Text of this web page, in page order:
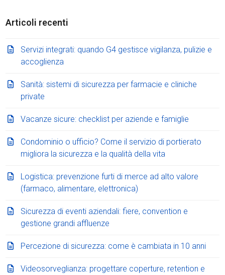
Articoli recenti
Servizi integrati: quando G4 gestisce vigilanza, pulizie e
accoglienza
Sanità: sistemi di sicurezza per farmacie e cliniche
private
Vacanze sicure: checklist per aziende e famiglie
Condominio o ufficio? Come il servizio di portierato
migliora la sicurezza e la qualità della vita
Logistica: prevenzione furti di merce ad alto valore
(farmaco, alimentare, elettronica)
Sicurezza di eventi aziendali: fiere, convention e
gestione grandi affluenze
Percezione di sicurezza: come è cambiata in 10 anni
Videosorveglianza: progettare coperture, retention e